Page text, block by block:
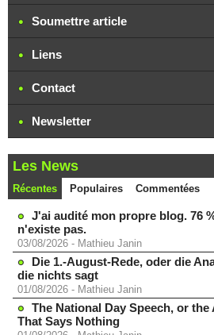
Soumettre article
Liens
Contact
Newsletter
Les News
Récentes Populaires Commentées
J'ai audité mon propre blog. 76
n'existe pas.
03/08/2026 - Mathieu Janin
Die 1.-August-Rede, oder die
die nichts sagt
01/08/2026 - Mathieu Janin
The National Day Speech, or
That Says Nothing